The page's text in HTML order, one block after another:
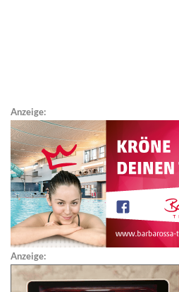
Anzeige:
Anzeige: